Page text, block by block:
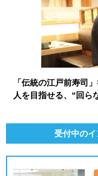
「伝統の江戸前寿司
人を目指せる、“回ら
受付中の